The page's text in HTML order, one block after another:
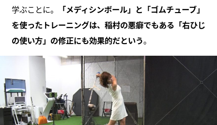
学ぶことに。
「メディシンボール」と「ゴムチューブ」
を使ったトレーニングは、稲村の悪癖でもある「右ひじ
の使い方」の修正にも効果的だという。